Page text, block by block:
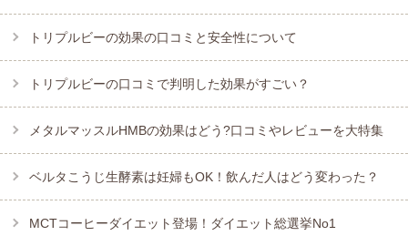
トリプルビーの効果の口コミと安全性について
トリプルビーの口コミで判明した効果がすごい？
メタルマッスルHMBの効果はどう?口コミやレビューを大特集
ベルタこうじ生酵素は妊婦もOK！飲んだ人はどう変わった？
MCTコーヒーダイエット登場！ダイエット総選挙No1